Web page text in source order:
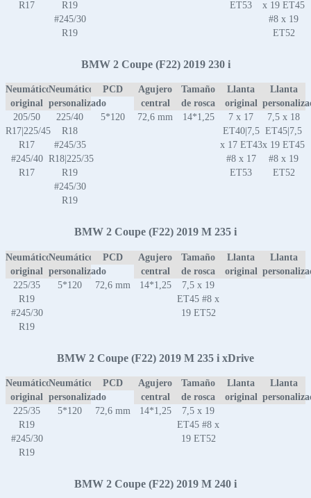
R17
R19
#245/30
R19
ET53
x 19 ET45
#8 x 19
ET52
BMW 2 Coupe (F22) 2019 230 i
Neumático
original
Neumático
personalizado
PCD
Agujero
central
Tamaño
de rosca
Llanta
original
Llanta
205/50
R17|225/45
R17
#245/40
R17
225/40
R18
#245/35
R18|225/35
R19
#245/30
R19
5*120 72,6 mm 14*1,25
7 x 17
ET40|7,5
x 17 ET43
#8 x 17
ET53
7,5 x 18
ET45|7,5
x 19 ET45
#8 x 19
ET52
BMW 2 Coupe (F22) 2019 M 235 i
Neumático
original
Neumático
personalizado
PCD
Agujero
central
Tamaño
de rosca
Llanta
original
Llanta
225/35
R19
#245/30
R19
5*120 72,6 mm 14*1,25
7,5 x 19
ET45 #8 x
19 ET52
BMW 2 Coupe (F22) 2019 M 235 i xDrive
Neumático
original
Neumático
personalizado
PCD
Agujero
central
Tamaño
de rosca
Llanta
original
Llanta
225/35
R19
#245/30
R19
5*120 72,6 mm 14*1,25
7,5 x 19
ET45 #8 x
19 ET52
BMW 2 Coupe (F22) 2019 M 240 i